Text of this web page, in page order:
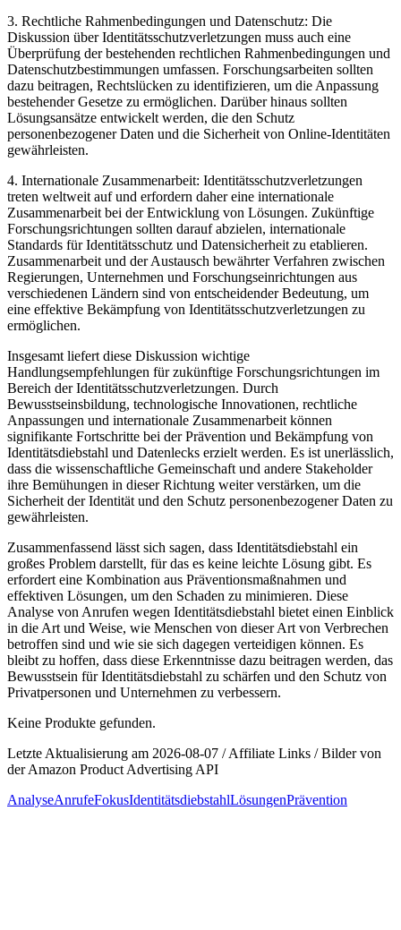
3.‍ Rechtliche Rahmenbedingungen und Datenschutz: Die
Diskussion über Identitätsschutzverletzungen muss auch⁢ eine
Überprüfung der bestehenden rechtlichen ​Rahmenbedingungen​ und
Datenschutzbestimmungen umfassen. Forschungsarbeiten sollten​
dazu beitragen, Rechtslücken zu⁣ identifizieren, um‍ die Anpassung ​
bestehender Gesetze zu ermöglichen. ​Darüber hinaus sollten
Lösungsansätze entwickelt werden, die den Schutz
personenbezogener ‌Daten⁢ und die Sicherheit von Online-Identitäten
gewährleisten.
4. Internationale ⁤Zusammenarbeit: Identitätsschutzverletzungen
⁢treten weltweit ⁢auf und erfordern daher eine internationale
Zusammenarbeit‍ bei der Entwicklung ‌von Lösungen. Zukünftige
Forschungsrichtungen sollten darauf abzielen, internationale
Standards für ⁣Identitätsschutz und Datensicherheit zu ‍etablieren.
Zusammenarbeit⁤ und der Austausch bewährter Verfahren‌ zwischen
Regierungen, Unternehmen und Forschungseinrichtungen aus
verschiedenen Ländern sind von entscheidender Bedeutung, um
⁢eine effektive Bekämpfung von Identitätsschutzverletzungen zu
ermöglichen.
Insgesamt liefert diese Diskussion⁢ wichtige
Handlungsempfehlungen⁤ für zukünftige Forschungsrichtungen im
Bereich der Identitätsschutzverletzungen. Durch
Bewusstseinsbildung,‍ technologische Innovationen, ⁤rechtliche
Anpassungen ⁣und​ internationale Zusammenarbeit können
signifikante Fortschritte bei der‌ Prävention und ⁤Bekämpfung von
Identitätsdiebstahl und Datenlecks ⁣erzielt ⁢werden. Es ist unerlässlich,
dass die wissenschaftliche⁤ Gemeinschaft und andere Stakeholder
ihre Bemühungen in dieser Richtung weiter verstärken, um die
Sicherheit der Identität und den Schutz personenbezogener Daten zu
gewährleisten.
Zusammenfassend lässt sich sagen, dass Identitätsdiebstahl ein
großes Problem ⁣darstellt,⁢ für das es keine ‌leichte⁤ Lösung gibt. Es
erfordert​ eine Kombination ⁤aus⁤ Präventionsmaßnahmen und
effektiven Lösungen, ⁢um den Schaden ⁤zu minimieren.⁣ Diese
Analyse von Anrufen wegen‌ Identitätsdiebstahl bietet‍ einen Einblick
‌in die Art⁣ und Weise, wie‍ Menschen von dieser Art von Verbrechen
betroffen sind und wie sie sich dagegen verteidigen ‍können. ‍Es
bleibt zu⁣ hoffen, dass diese Erkenntnisse dazu beitragen werden, das
Bewusstsein für Identitätsdiebstahl ‍zu ‍schärfen und den Schutz⁤ von ​
Privatpersonen und Unternehmen zu verbessern. ‍
Keine Produkte gefunden.
Letzte Aktualisierung am 2026-08-07 / Affiliate Links / Bilder von
der Amazon Product Advertising API
AnalyseAnrufeFokusIdentitätsdiebstahlLösungenPrävention